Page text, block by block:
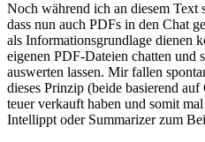
Noch während ich an diesem Text
dass nun auch PDFs in den Chat
als Informationsgrundlage dienen
eigenen PDF-Dateien chatten und
auswerten lassen. Mir fallen
dieses Prinzip (beide basierend
teuer verkauft haben und somit
Intellippt oder Summarizer zum